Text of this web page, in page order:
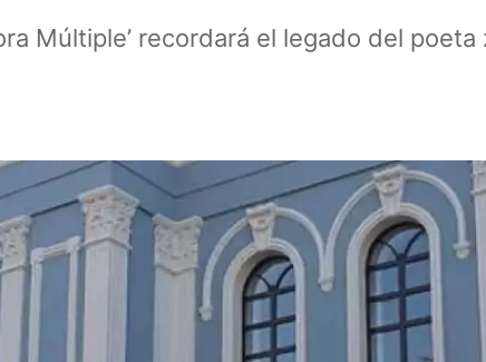
Múltiple’ recordará el legado del